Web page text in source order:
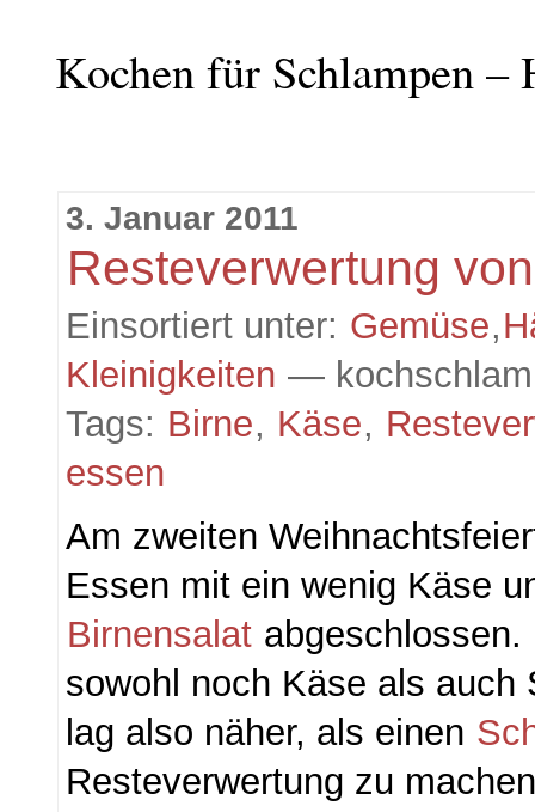
Kochen für Schlampen
3. Januar 2011
Resteverwertung
Einsortiert unter: Gemüse,
Kleinigkeiten —
Tags: Birne, Käse,
essen
Am zweiten
Essen mit ein wenig Käse
Birnensalat abgeschlossen.
sowohl noch Käse als auch
lag also näher, als einen
Resteverwertung zu